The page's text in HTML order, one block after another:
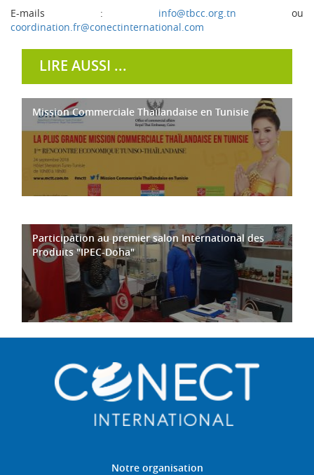
E-mails : info@tbcc.org.tn ou
coordination.fr@conectinternational.com
LIRE AUSSI ...
Mission Commerciale Thaïlandaise en Tunisie
Participation au premier salon International des
Produits "IPEC-Doha"
Notre organisation